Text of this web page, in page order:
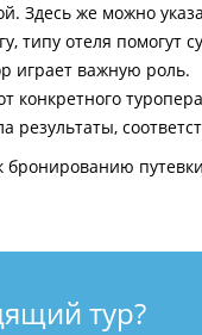
Здесь же можно
типу отеля помогут
играет важную роль.
конкретного
результаты,
бронированию
тур?